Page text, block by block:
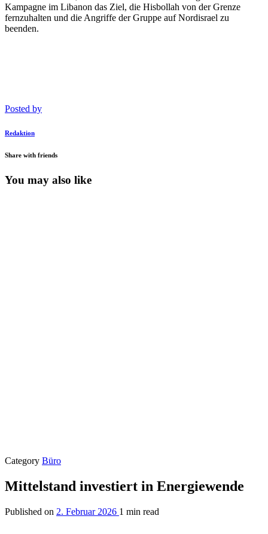
Kampagne im Libanon das Ziel, die Hisbollah von der Grenze
fernzuhalten und die Angriffe der Gruppe auf Nordisrael zu
beenden.
Posted by
Redaktion
Share with friends
You may also like
Category Büro
Mittelstand investiert in Energiewende
Published on 2. Februar 2026 1 min read